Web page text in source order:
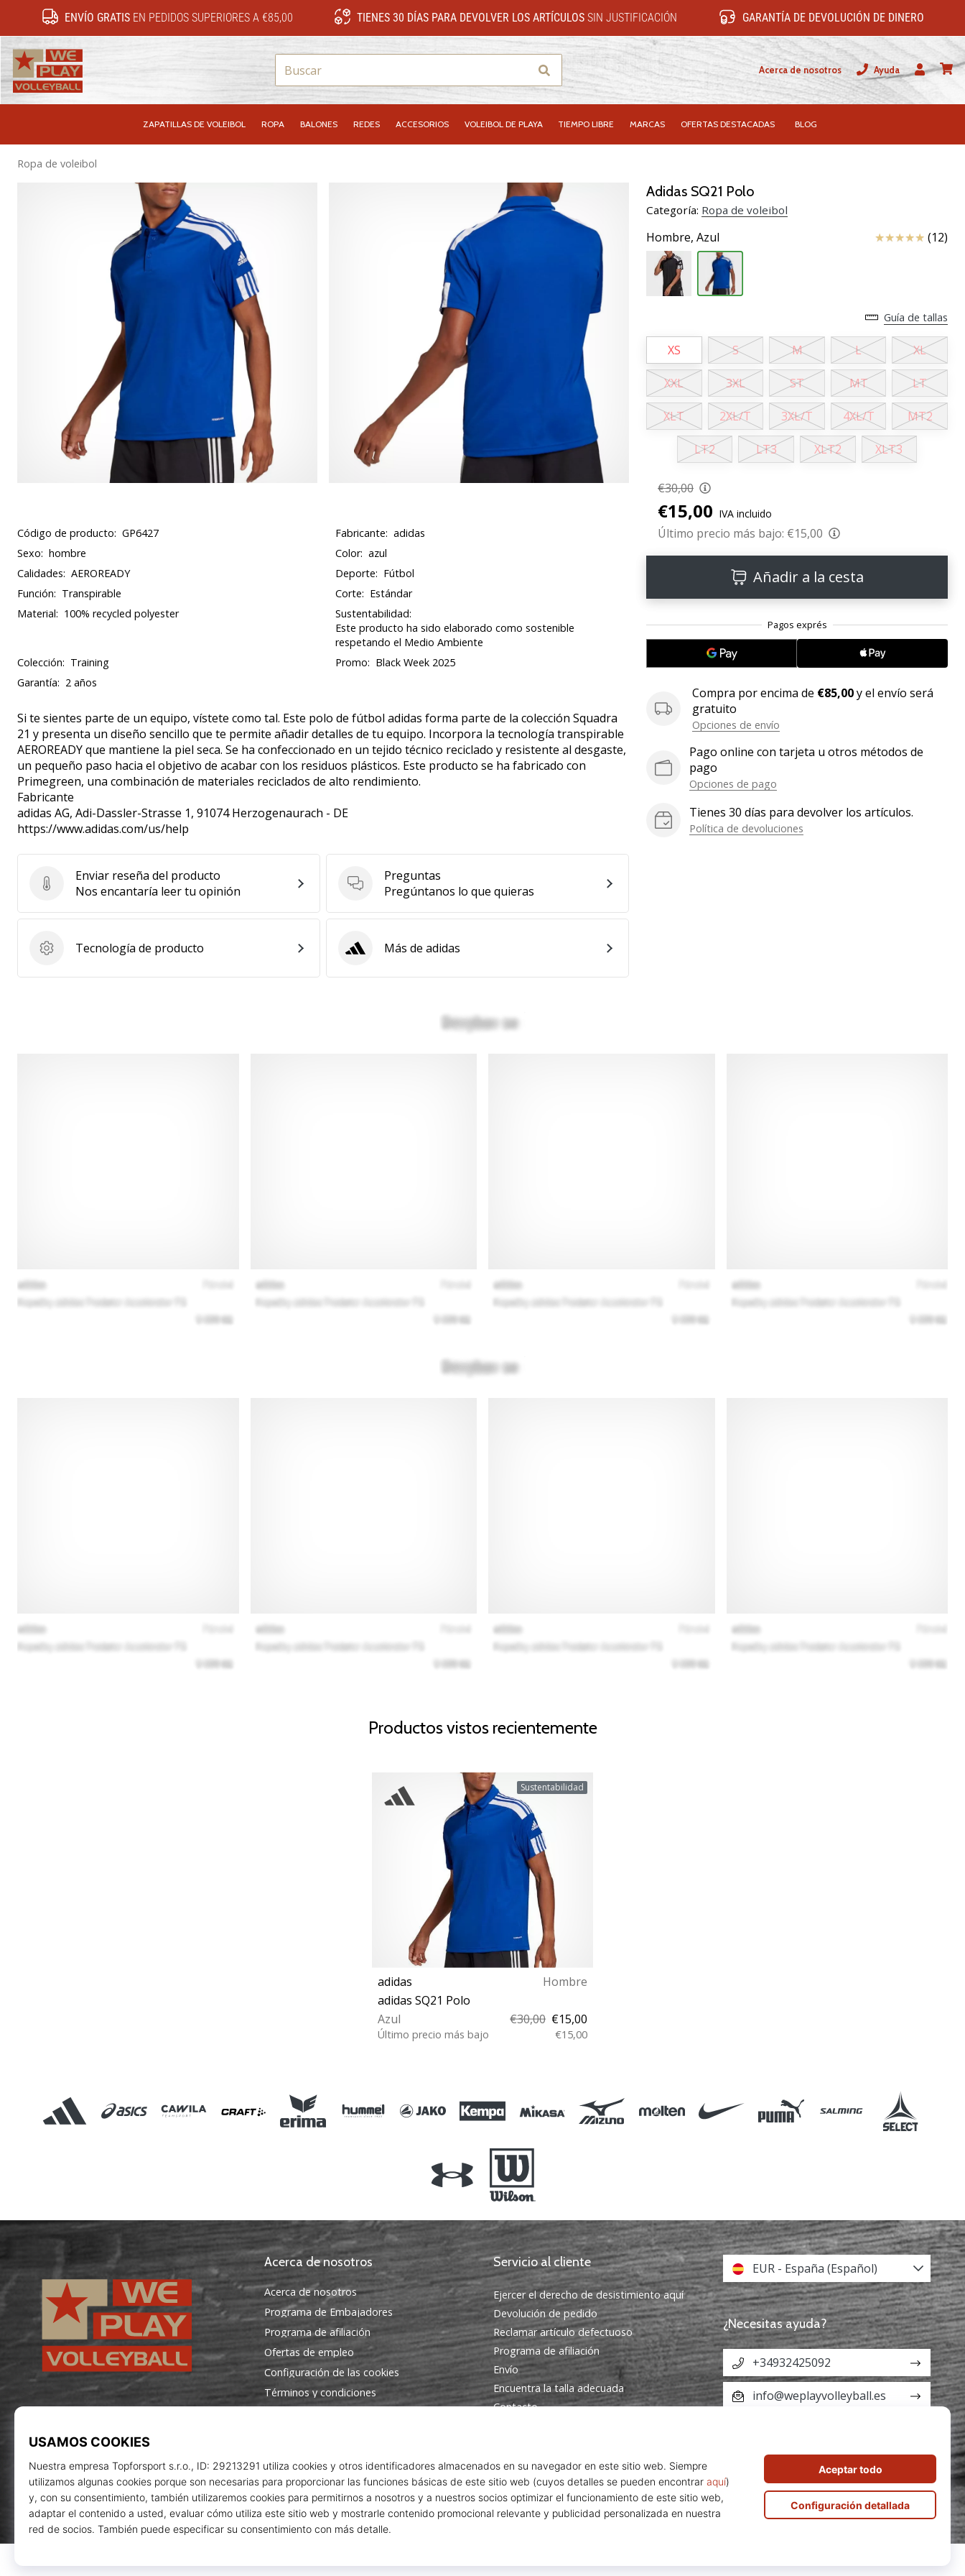
ENVÍO GRATISEN PEDIDOS SUPERIORES A €85,00 TIENES 30 DÍAS PARA DEVOLVER LOS ARTÍCULOS SIN JUSTIFICACIÓN GARANTÍA DE DEVOLUCIÓN DE DINERO
Buscar Acerca de nosotros
Ayuda
Usuario
ZAPATILLAS DE VOLEIBOL ROPA BALONES REDES ACCESORIOS VOLEIBOL DE PLAYA TIEMPO LIBRE MARCAS OFERTAS DESTACADAS BLOG
Ropa de voleibol
Adidas SQ21 Polo
Categoría: Ropa de voleibol
Hombre, Azul Reseña (12)
Guía de tallas
XS S M L XL
XXL 3XL ST MT LT
XLT 2XL/T 3XL/T 4XL/T MT2
LT2 LT3 XLT2 XLT3
€30,00
€15,00 IVA incluido
Último precio más bajo: €15,00
Añadir a la cesta
Compra por encima de €85,00y el envío será
gratuito
Opciones de envío
Pago online con tarjeta u otros métodos de
pago
Opciones de pago
Tienes 30 días para devolver los artículos.
Política de devoluciones
Código de producto: GP6427 Fabricante: adidas
Sexo: hombre Color: azul
Calidades: AEROREADY Deporte: Fútbol
Función: Transpirable Corte: Estándar
Material: 100% recycled polyester
Sustentabilidad:
Este producto ha sido elaborado como sostenible
respetando el Medio Ambiente
Colección: Training Promo: Black Week 2025
Garantía: 2 años
Si te sientes parte de un equipo, vístete como tal. Este polo de fútbol adidas forma parte de la colección Squadra
21 y presenta un diseño sencillo que te permite añadir detalles de tu equipo. Incorpora la tecnología transpirable
AEROREADY que mantiene la piel seca. Se ha confeccionado en un tejido técnico reciclado y resistente al desgaste,
un pequeño paso hacia el objetivo de acabar con los residuos plásticos. Este producto se ha fabricado con
Primegreen, una combinación de materiales reciclados de alto rendimiento.
Fabricante
adidas AG, Adi-Dassler-Strasse 1, 91074 Herzogenaurach - DE
https://www.adidas.com/us/help
Enviar reseña del producto
Enviar reseña del producto
Nos encantaría leer tu opinión
Preguntas
Preguntas
Pregúntanos lo que quieras
Tecnología de producto
Tecnología de producto adidasMás de adidas
Productos vistos recientemente
Sustentabilidad
adidas
Hombre
adidas SQ21 Polo
Azul
€30,00 €15,00
Último precio más bajo €15,00
Acerca de nosotros
Acerca de nosotros
Programa de Embajadores
Programa de afiliación
Ofertas de empleo
Configuración de las cookies
Términos y condiciones
Servicio al cliente
Ejercer el derecho de desistimiento aquí
Devolución de pedido
Reclamar artículo defectuoso
Programa de afiliación
Envío
Encuentra la talla adecuada
Contacto
Programa de Embajadores
EUR - España (Español)
¿Necesitas ayuda?
+34932425092
info@weplayvolleyball.es